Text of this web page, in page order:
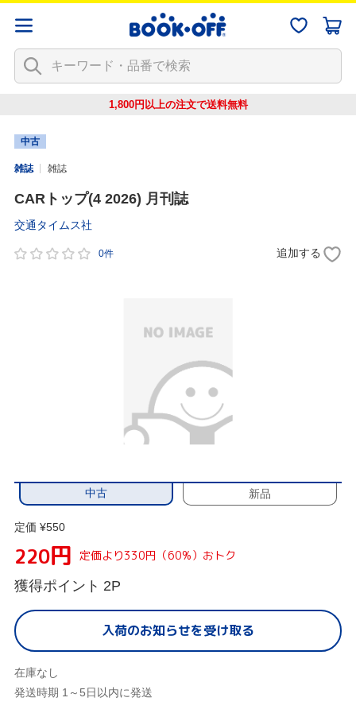
1,800円以上の注文で送料無料
中古
雑誌 雑誌
CARトップ(4 2026) 月刊誌
交通タイムス社
0件 追加する
中古 新品
定価 ¥550
220円 定価より330円（60%）おトク
獲得ポイント 2P
入荷のお知らせを受け取る
在庫なし
発送時期 1～5日以内に発送